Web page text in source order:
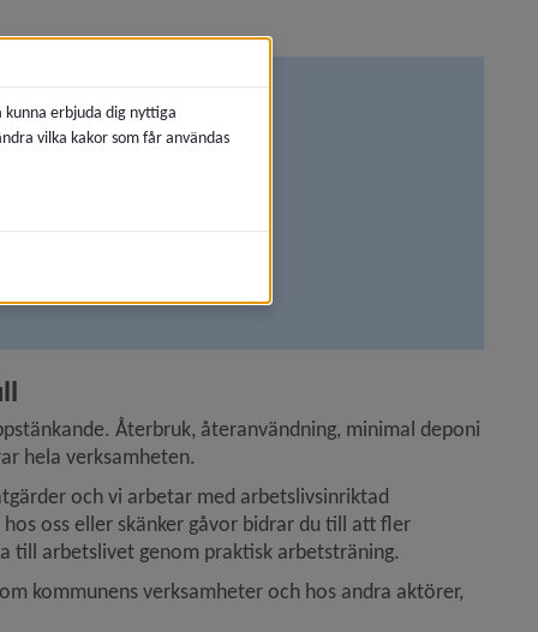
38 2025)
till annan webbplats, öppnas i nytt fönster.
Återbruk, återanvändning, minimal deponi
hela verksamheten.
och vi arbetar med arbetslivsinriktad
oss eller skänker gåvor bidrar du till att fler
till arbetslivet genom praktisk arbetsträning.
kommunens verksamheter och hos andra aktörer,
erbjuda dig nyttiga
vilka kakor som får användas